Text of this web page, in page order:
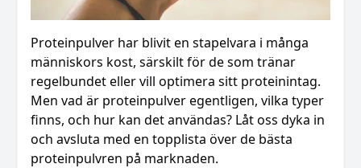
Proteinpulver har blivit en stapelvara i många
människors kost, särskilt för de som tränar
regelbundet eller vill optimera sitt proteinintag.
Men vad är proteinpulver egentligen, vilka typer
finns, och hur kan det användas? Låt oss dyka in
och avsluta med en topplista över de bästa
proteinpulvren på marknaden.